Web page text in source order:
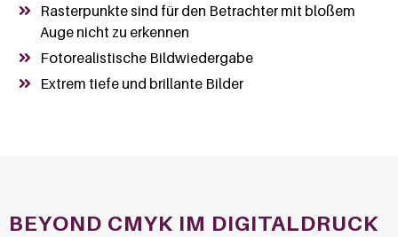
Rasterpunkte sind für den Betrachter mit bloßem
Auge nicht zu erkennen
Fotorealistische Bildwiedergabe
Extrem tiefe und brillante Bilder
BEYOND CMYK IM DIGITALDRUCK